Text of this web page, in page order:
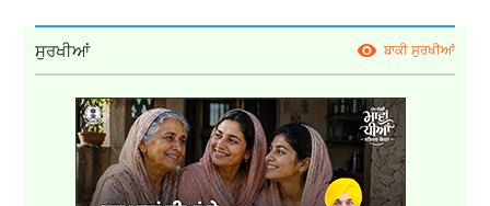
ਸੁਰਖੀਆਂ ਬਾਕੀ ਸੁਰਖੀਆਂ